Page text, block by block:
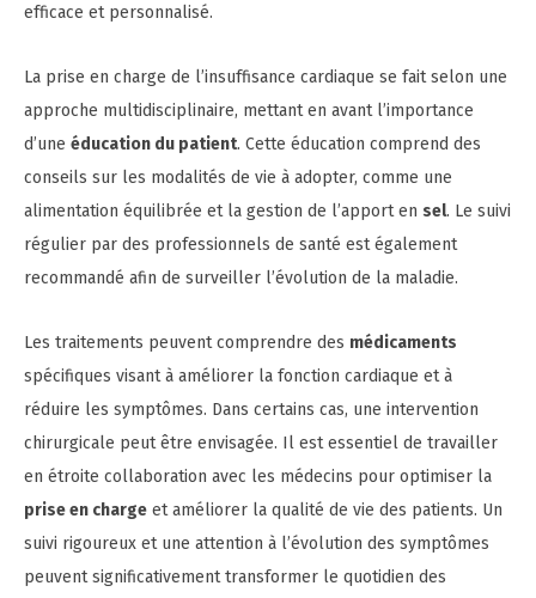
efficace et personnalisé.
La prise en charge de l’insuffisance cardiaque se fait selon une
approche multidisciplinaire, mettant en avant l’importance
d’une éducation du patient. Cette éducation comprend des
conseils sur les modalités de vie à adopter, comme une
alimentation équilibrée et la gestion de l’apport en sel. Le suivi
régulier par des professionnels de santé est également
recommandé afin de surveiller l’évolution de la maladie.
Les traitements peuvent comprendre des médicaments
spécifiques visant à améliorer la fonction cardiaque et à
réduire les symptômes. Dans certains cas, une intervention
chirurgicale peut être envisagée. Il est essentiel de travailler
en étroite collaboration avec les médecins pour optimiser la
prise en charge et améliorer la qualité de vie des patients. Un
suivi rigoureux et une attention à l’évolution des symptômes
peuvent significativement transformer le quotidien des